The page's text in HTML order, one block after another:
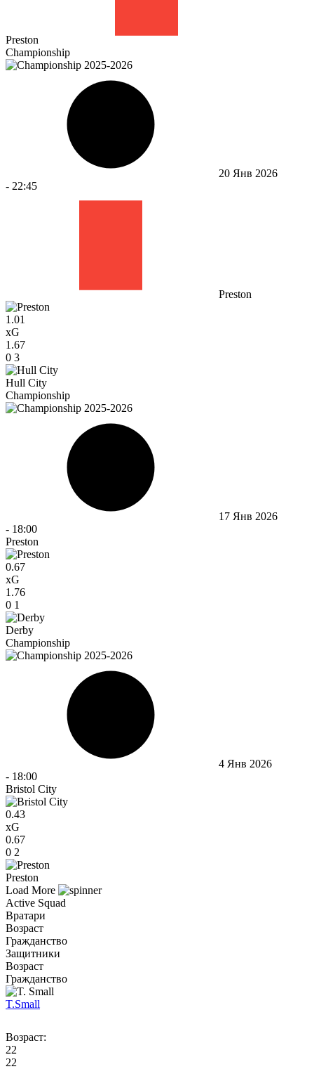
Preston
Championship
20 Янв 2026
- 22:45
Preston
1.01
xG
1.67
0 3
Hull City
Championship
17 Янв 2026
- 18:00
Preston
0.67
xG
1.76
0 1
Derby
Championship
4 Янв 2026
- 18:00
Bristol City
0.43
xG
0.67
0 2
Preston
Load More
Active Squad
Вратари
Возраст
Гражданство
Защитники
Возраст
Гражданство
T.Small
Возраст:
22
22